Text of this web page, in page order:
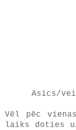
Asics/
Vēl pēc
laiks doties